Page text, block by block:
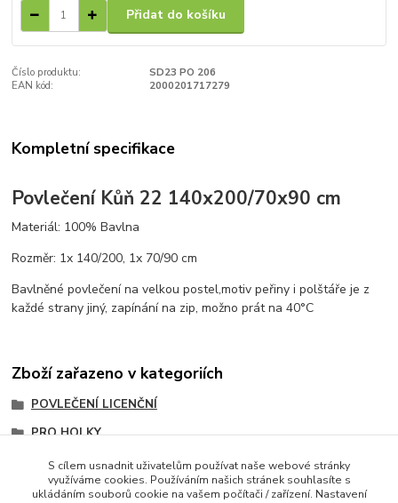
Přidat do košíku
Číslo produktu:
SD23 PO 206
EAN kód:
2000201717279
Kompletní specifikace
Povlečení Kůň 22 140x200/70x90 cm
Materiál: 100% Bavlna
Rozměr: 1x 140/200, 1x 70/90 cm
Bavlněné povlečení na velkou postel,motiv peřiny i polštáře je z
každé strany jiný, zapínání na zip, možno prát na 40°C
Zboží zařazeno v kategoriích
POVLEČENÍ LICENČNÍ
PRO HOLKY
POVLEČENÍ SE ZVÍŘÁTKY
PRO TEENAGERY
S cílem usnadnit uživatelům používat naše webové stránky
využíváme cookies. Používáním našich stránek souhlasíte s
ukládáním souborů cookie na vašem počítači / zařízení. Nastavení